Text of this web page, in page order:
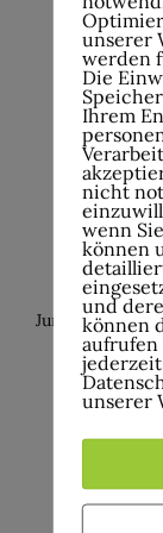
Juni 2026
unserer
werden
Die
Ihrem
nicht
wenn
können
und
können
aufrufen
unserer